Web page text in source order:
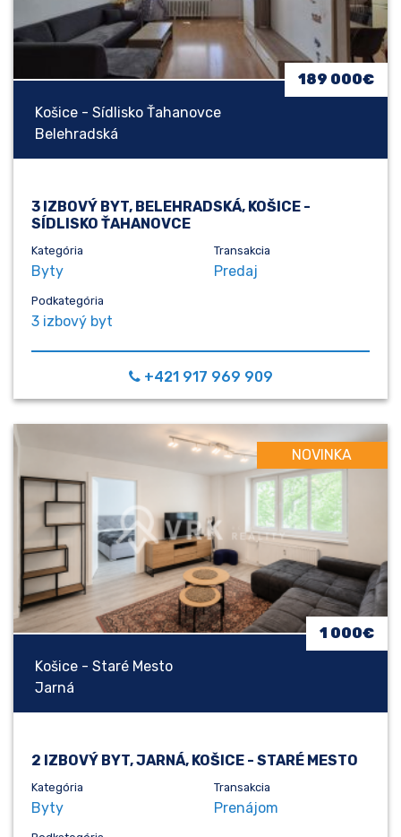
Košice - Sídlisko Ťahanovce
Belehradská
189 000€
3 IZBOVÝ BYT, BELEHRADSKÁ, KOŠICE -
SÍDLISKO ŤAHANOVCE
Kategória
Byty
Transakcia
Predaj
Podkategória
3 izbový byt
+421 917 969 909
NOVINKA
Košice - Staré Mesto
Jarná
1 000€
2 IZBOVÝ BYT, JARNÁ, KOŠICE - STARÉ MESTO
Kategória
Byty
Transakcia
Prenájom